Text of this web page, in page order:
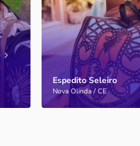
Espedito Seleiro
Nova Olinda / CE
internacionais
Saiba mais